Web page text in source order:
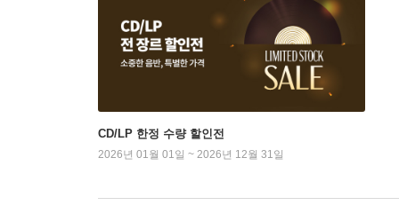
CD/LP 한정 수량 할인전
2026년 01월 01일 ~ 2026년 12월 31일